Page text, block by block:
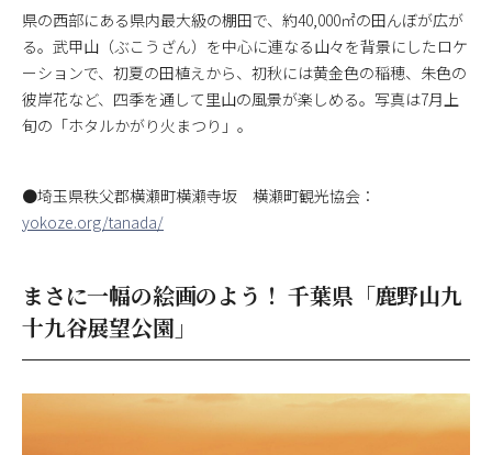
県の西部にある県内最大級の棚田で、約40,000㎡の田んぼが広が
る。武甲山（ぶこうざん）を中心に連なる山々を背景にしたロケ
ーションで、初夏の田植えから、初秋には黄金色の稲穂、朱色の
彼岸花など、四季を通して里山の風景が楽しめる。写真は7月上
旬の「ホタルかがり火まつり」。
●埼玉県秩父郡横瀬町横瀬寺坂 横瀬町観光協会：
yokoze.org/tanada/
まさに一幅の絵画のよう！ 千葉県「鹿野山九
十九谷展望公園」